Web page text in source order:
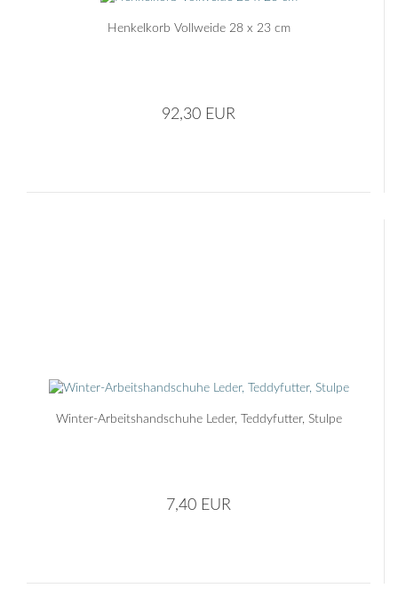
Henkelkorb Vollweide 28 x 23 cm
92,30 EUR
Winter-Arbeitshandschuhe Leder, Teddyfutter, Stulpe
7,40 EUR